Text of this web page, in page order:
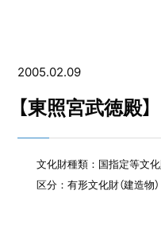
2005.02.09
【東照宮武徳殿】
文化財種類：国指定等文
区分：有形文化財（建造物）